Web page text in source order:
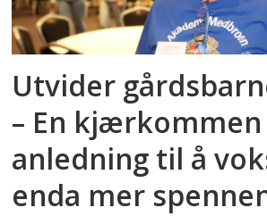
Utvider
– En kjærkommen
anledning til å
enda mer